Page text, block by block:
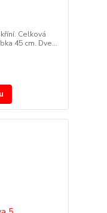
Celková
45 cm. Dve...